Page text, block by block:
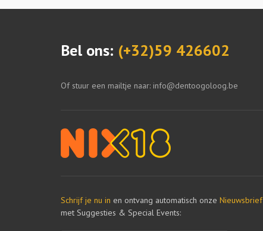
Bel ons: (+32)59 426602
Of stuur een mailtje naar: info@dentoogoloog.be
Schrijf je nu in en ontvang automatisch onze Nieuwsbrief
met Suggesties & Special Events: